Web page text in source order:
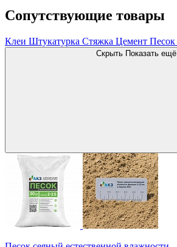
Сопутствующие товары
Клеи Штукатурка Стяжка Цемент Песок
Скрыть Показать ещё